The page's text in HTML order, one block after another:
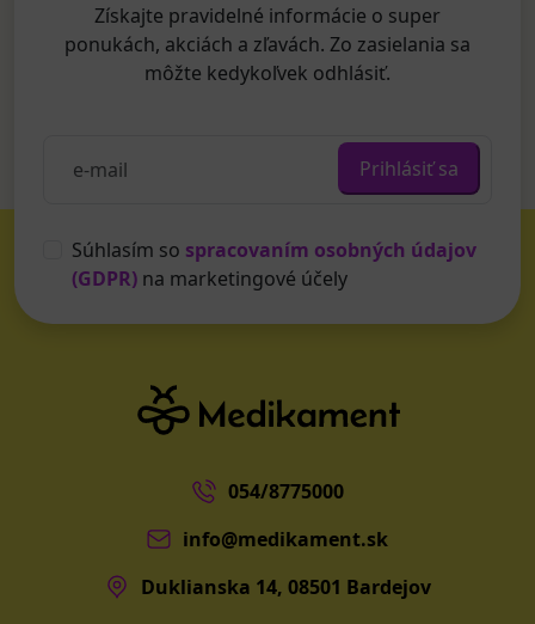
Získajte pravidelné informácie o super
ponukách, akciách a zľavách. Zo zasielania sa
môžte kedykoľvek odhlásiť.
Prihlásiť sa
Súhlasím so spracovaním osobných údajov
(GDPR) na marketingové účely
054/8775000
info@medikament.sk
Duklianska 14, 08501 Bardejov